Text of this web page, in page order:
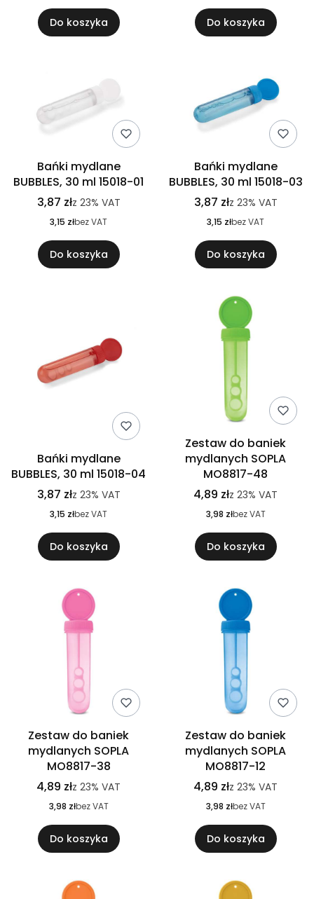
Do koszyka Do koszyka
Bańki mydlane
BUBBLES, 30 ml 15018-01
3,87 złz 23% VAT
3,15 złbez VAT
Do koszyka
Bańki mydlane
BUBBLES, 30 ml 15018-03
3,87 złz 23% VAT
3,15 złbez VAT
Do koszyka
Bańki mydlane
BUBBLES, 30 ml 15018-04
3,87 złz 23% VAT
3,15 złbez VAT
Do koszyka
Zestaw do baniek
mydlanych SOPLA
MO8817-48
4,89 złz 23% VAT
3,98 złbez VAT
Do koszyka
Zestaw do baniek
mydlanych SOPLA
MO8817-38
4,89 złz 23% VAT
3,98 złbez VAT
Do koszyka
Zestaw do baniek
mydlanych SOPLA
MO8817-12
4,89 złz 23% VAT
3,98 złbez VAT
Do koszyka